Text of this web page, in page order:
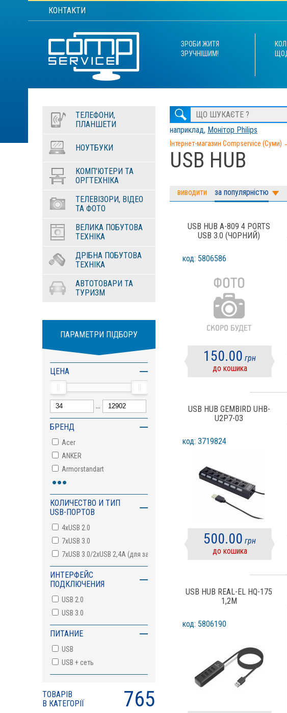
КОНТАКТИ
ЗРОБИ ЖИТЯ
ЗРУЧНІШИМ!
наприклад, Монітор Philips
ТЕЛЕФОНИ,
ПЛАНШЕТИ
НОУТБУКИ
КОМП'ЮТЕРИ ТА
ОРГТЕХНІКА
ТЕЛЕВІЗОРИ, ВІДЕО
ТА ФОТО
ВЕЛИКА ПОБУТОВА
ТЕХНІКА
ДРІБНА ПОБУТОВА
ТЕХНІКА
АВТОТОВАРИ ТА
ТУРИЗМ
ПАРАМЕТРИ ПІДБОРУ
ЦЕНА
...
БРЕНД
Acer
ANKER
Armorstandart
ATcom
Baseus
Cablexpert
EXTRADIGITAL
Fast
FRESH
Frime
HP
Lapara
•••
КОЛИЧЕСТВО И ТИП
USB-ПОРТОВ
4xUSB 2.0
7хUSB 3.0
7хUSB 3.0/2хUSB 2,4А (для зарядки)
ИНТЕРФЕЙС
ПОДКЛЮЧЕНИЯ
USB 2.0
USB 3.0
ПИТАНИЕ
USB
USB + сеть
ТОВАРІВ
В КАТЕГОРІЇ
765
Інтернет-магазин Compservice (Суми)
USB HUB
виводити за популярністю
USB HUB A-809 4 PORTS
USB 3.0 (ЧОРНИЙ)
код: 5806586
150.00 грн
до кошика
USB HUB GEMBIRD UHB-
U2P7-03
код: 3719824
500.00 грн
до кошика
USB HUB REAL-EL HQ-175
1,2M
код: 5806190